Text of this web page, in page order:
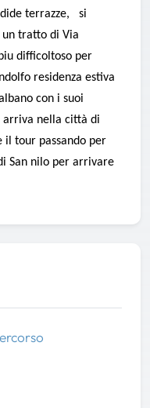
terrazze, si
tratto di Via
difficoltoso per
residenza estiva
con i suoi
arriva nella città di
tour passando per
San nilo per arrivare